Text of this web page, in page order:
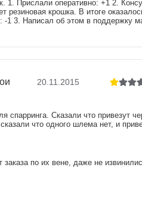
1. Прислали оперативно: +1 2.
резиновая крошка. В итоге
-1 3. Написал об этом в поддержку
больше нет, либо нет никакой
-1
20.11.2015
спарринга. Сказали что привезут
что одного шлема нет, и
заказа по их вене, даже не